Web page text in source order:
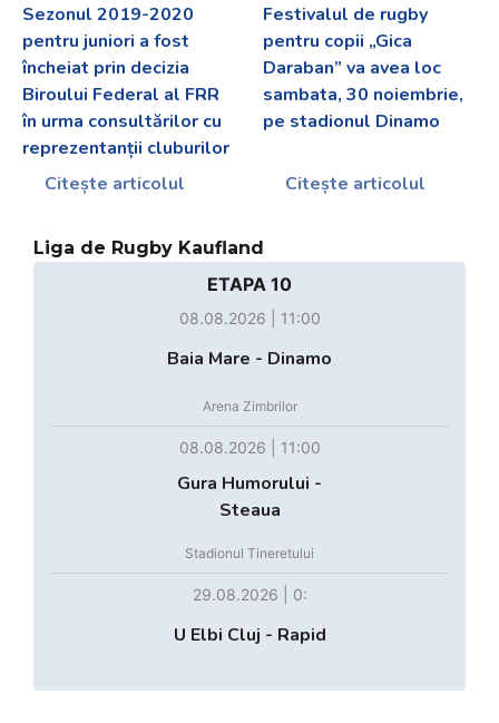
Sezonul 2019-2020
pentru juniori a fost
încheiat prin decizia
Biroului Federal al FRR
în urma consultărilor cu
reprezentanții cluburilor
Citește articolul
Festivalul de rugby
pentru copii „Gica
Daraban” va avea loc
sambata, 30 noiembrie,
pe stadionul Dinamo
Citește articolul
Liga de Rugby Kaufland
ETAPA 10
08.08.2026 | 11:00
Baia Mare - Dinamo
Arena Zimbrilor
08.08.2026 | 11:00
Gura Humorului -
Steaua
Stadionul Tineretului
29.08.2026 | 0:
U Elbi Cluj - Rapid